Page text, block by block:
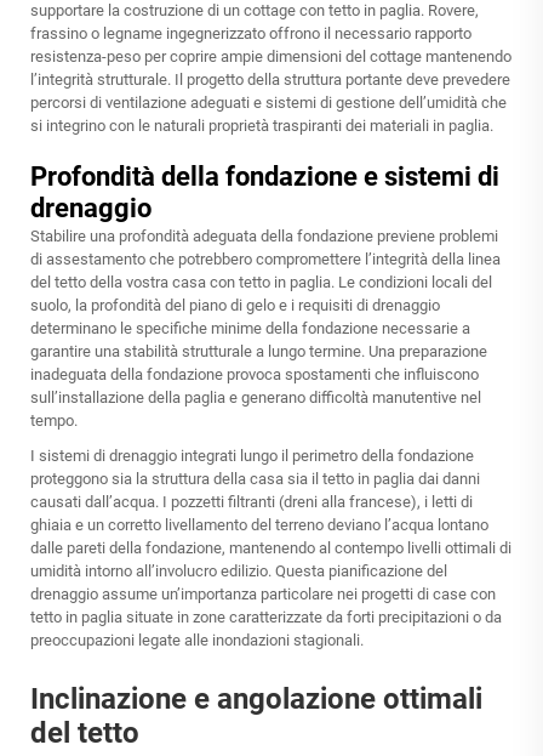
supportare la costruzione di un cottage con tetto in paglia. Rovere,
frassino o legname ingegnerizzato offrono il necessario rapporto
resistenza-peso per coprire ampie dimensioni del cottage mantenendo
l’integrità strutturale. Il progetto della struttura portante deve prevedere
percorsi di ventilazione adeguati e sistemi di gestione dell’umidità che
si integrino con le naturali proprietà traspiranti dei materiali in paglia.
Profondità della fondazione e sistemi di
drenaggio
Stabilire una profondità adeguata della fondazione previene problemi
di assestamento che potrebbero compromettere l’integrità della linea
del tetto della vostra casa con tetto in paglia. Le condizioni locali del
suolo, la profondità del piano di gelo e i requisiti di drenaggio
determinano le specifiche minime della fondazione necessarie a
garantire una stabilità strutturale a lungo termine. Una preparazione
inadeguata della fondazione provoca spostamenti che influiscono
sull’installazione della paglia e generano difficoltà manutentive nel
tempo.
I sistemi di drenaggio integrati lungo il perimetro della fondazione
proteggono sia la struttura della casa sia il tetto in paglia dai danni
causati dall’acqua. I pozzetti filtranti (dreni alla francese), i letti di
ghiaia e un corretto livellamento del terreno deviano l’acqua lontano
dalle pareti della fondazione, mantenendo al contempo livelli ottimali di
umidità intorno all’involucro edilizio. Questa pianificazione del
drenaggio assume un’importanza particolare nei progetti di case con
tetto in paglia situate in zone caratterizzate da forti precipitazioni o da
preoccupazioni legate alle inondazioni stagionali.
Inclinazione e angolazione ottimali
del tetto